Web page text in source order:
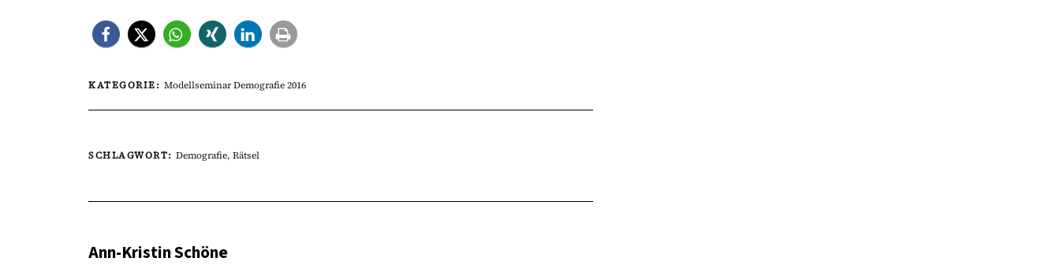
KATEGORIE: Modellseminar Demografie 2016
SCHLAGWORT: Demografie, Rätsel
Ann-Kristin Schöne